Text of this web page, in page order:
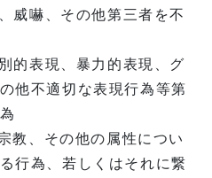
威嚇、その他第三者を不
的表現、暴力的表現、グ
他不適切な表現行為等第
教、その他の属性につい
行為、若しくはそれに繋